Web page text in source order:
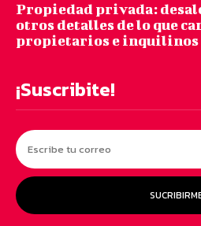
Propiedad privada:
otros detalles de lo que
propietarios e inquilinos
¡Suscribite!